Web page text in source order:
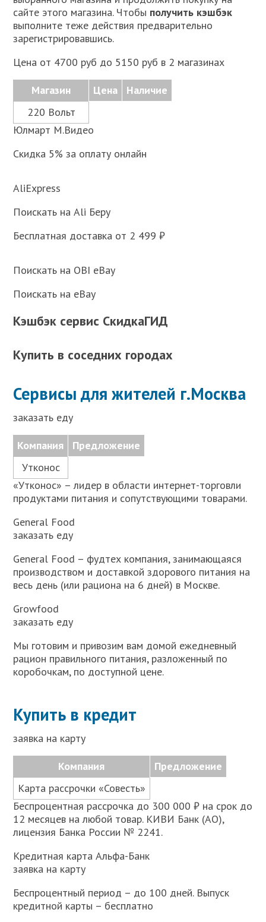
сайте этого магазина. Чтобы получить кэшбэк
выполните теже действия предварительно
зарегистрировавшись.
Цена от 4700 руб до 5150 руб в 2 магазинах
Магазин Цена
Наличие
220 Вольт
Юлмарт М.Видео
Скидка 5% за оплату онлайн
AliExpress
Поискать на Ali Беру
Бесплатная доставка от 2 499 ₽
Поискать на OBI eBay
Поискать на eBay
Кэшбэк сервис СкидкаГИД
Купить в соседних городах
Сервисы для жителей г.Москва
заказать еду
Компания
Предложение
Утконос
«Утконос» – лидер в области интернет-торговли
продуктами питания и сопутствующими товарами.
General Food
заказать еду
General Food – фудтех компания, занимающаяся
производством и доставкой здорового питания на
весь день (или рациона на 6 дней) в Москве.
Growfood
заказать еду
Мы готовим и привозим вам домой ежедневный
рацион правильного питания, разложенный по
коробочкам, по доступной цене.
Купить в кредит
заявка на карту
Компания
Предложение
Карта рассрочки «Совесть»
Беспроцентная рассрочка до 300 000 ₽ на срок до
12 месяцев на любой товар. КИВИ Банк (АО),
лицензия Банка России № 2241.
Кредитная карта Альфа-Банк
заявка на карту
Беспроцентный период – до 100 дней. Выпуск
кредитной карты – бесплатно